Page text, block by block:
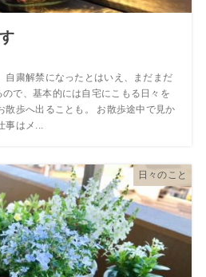
自粛解禁になったとはいえ、まだまだ
で、基本的には自宅にこもる日々を
散歩へ出ることも。 お散歩途中で見か
事はメ...
日々のこと